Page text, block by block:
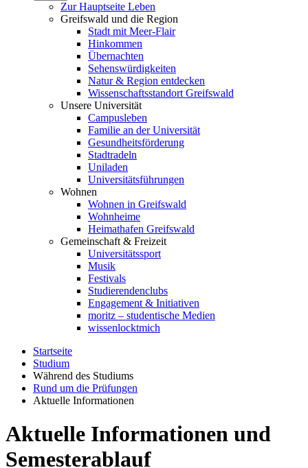
Zur Hauptseite Leben
Greifswald und die Region
Stadt mit Meer-Flair
Hinkommen
Übernachten
Sehenswürdigkeiten
Natur & Region entdecken
Wissenschaftsstandort Greifswald
Unsere Universität
Campusleben
Familie an der Universität
Gesundheitsförderung
Stadtradeln
Uniladen
Universitätsführungen
Wohnen
Wohnen in Greifswald
Wohnheime
Heimathafen Greifswald
Gemeinschaft & Freizeit
Universitätssport
Musik
Festivals
Studierendenclubs
Engagement & Initiativen
moritz – studentische Medien
wissenlocktmich
Startseite
Studium
Während des Studiums
Rund um die Prüfungen
Aktuelle Informationen
Aktuelle Informationen und
Semesterablauf